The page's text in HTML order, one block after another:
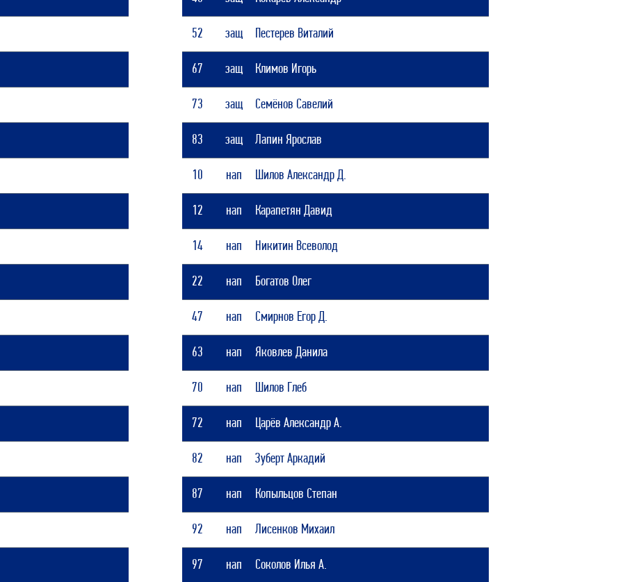
52 защ Пестерев Виталий
67 защ Климов Игорь
73 защ Семёнов Савелий
83 защ Лапин Ярослав
10 нап Шилов Александр Д.
12 нап Карапетян Давид
14 нап Никитин Всеволод
22 нап Богатов Олег
47 нап Смирнов Егор Д.
63 нап Яковлев Данила
70 нап Шилов Глеб
72 нап Царёв Александр А.
82 нап Зуберт Аркадий
87 нап Копыльцов Степан
92 нап Лисенков Михаил
97 нап Соколов Илья А.